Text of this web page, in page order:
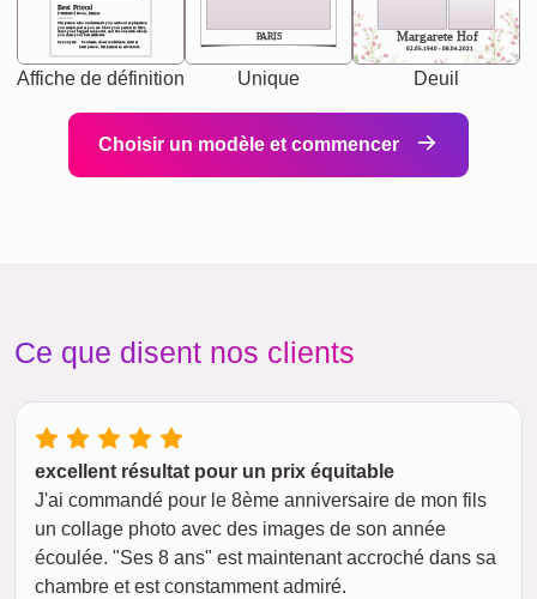
Best Friend
[<NAME>] Noun, feminie
Synonyms: Soulmate, closet confidante, sister at
heart person, life partner in adventure.
The person who understands you without explanation
you accepts just as you are. She's your partner in life's,
chaos your biggest supporter, and the one with whom
you share your best memories.
Affiche de définition
PARIS
Unique
Margarete Hof
02.05.1940 - 08.04.2021
Deuil
Choisir un modèle et commencer
Ce que disent nos clients
excellent résultat pour un prix équitable
J'ai commandé pour le 8ème anniversaire de mon fils
un collage photo avec des images de son année
écoulée. "Ses 8 ans" est maintenant accroché dans sa
chambre et est constamment admiré.